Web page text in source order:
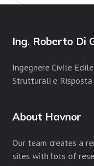
Ing. Roberto Di
Ingegnere Civile
Strutturali e Risposta
About Havnor
Our team creates a
sites with lots of